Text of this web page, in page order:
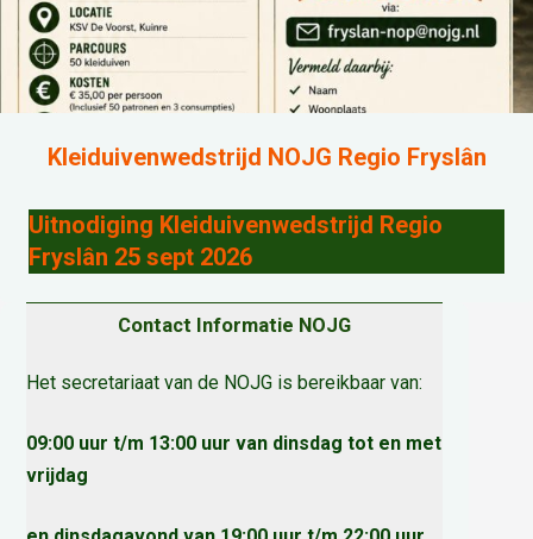
Kleiduivenwedstrijd NOJG Regio Fryslân
Uitnodiging Kleiduivenwedstrijd Regio
Fryslân 25 sept 2026
Contact Informatie NOJG
Het secretariaat van de NOJG is bereikbaar van:
09:00 uur t/m 13:00 uur van dinsdag tot en met
vrijdag